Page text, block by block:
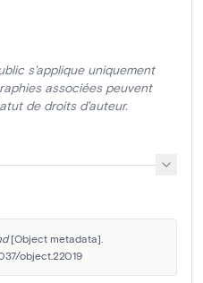
s'applique uniquement
associées peuvent
de droits d'auteur.
[Object metadata].
object.22019